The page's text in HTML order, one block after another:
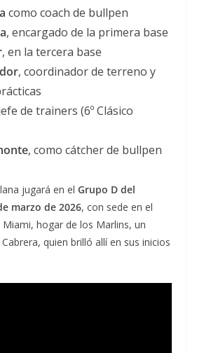
como coach de bullpen
, encargado de la primera base
, en la tercera base
, coordinador de terreno y
de trainers (6º Clásico
, como cátcher de bullpen
jugará en el Grupo D del
marzo de 2026, con sede en el
Miami, hogar de los Marlins, un
quien brilló allí en sus inicios